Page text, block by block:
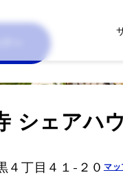
シェアハ
４丁目４１-２０ マッ